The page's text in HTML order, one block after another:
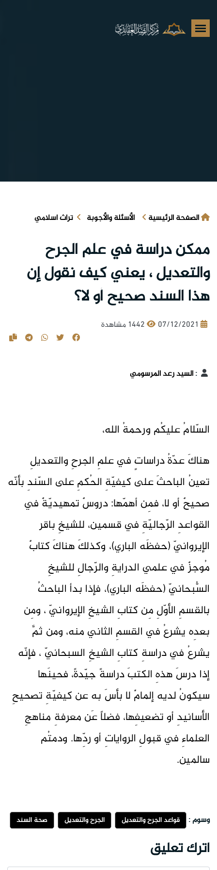
الصفحة الرئيسية الأسئلة والأجوبة تراث اسلامي
ممكن دراسة في علم الجرح
والتعديل ، يعني كيف نقول إن
هذا السند صحيح أو لا؟
07/12/2021 1442 مشاهدة
:السيد رعد المرسومي
السّلامُ عليكُم ورحمةُ الله،
هناكَ عدّةُ دراساتٍ في علمِ الجرحِ والتعديلِ
تعينُ الباحثَ على كيفيّةِ الحُكمِ على السّندِ بأنّه
صحيحٌ أو لا، فمِن أهمّها: دروسٌ تمهيديّةٌ في
القواعدِ الرّجاليّةِ في قسمين، للشيخِ باقر
الإيروانيّ (حفظَه الباري)، وكذلكَ هناكَ كتابٌ
مُوجزٌ في علمي الدرايةِ والرّجالِ للشيخِ
السُّبحانيّ (حفظَه الباري)، فإذا بدأ الباحثُ
بالقسمِ الأوّلِ مِن كتابِ الشيخِ الإيروانيّ ، ومِن
بعدِه يشرعُ في القسمِ الثاني منه، ومن ثمَّ
يشرعُ في دراسةِ كتابِ الشيخِ السبحانيّ ، فإنّه
إذا درسَ هذهِ الكتبَ دراسةً جيّدةً، فحينَها
سيكونُ لديه إلمامٌ لا بأسَ به عن كيفيّةِ تصحيحِ
الأسانيدِ أو تضعيفِها، فضلاً عَن معرفةِ مناهجِ
العلماءِ في قبولِ الرواياتِ أو ردِّها. ودمتُم
سالمين.
وسوم : قواعد الجرح والتعديل الجرح والتعديل صحة السند
اترك تعليق